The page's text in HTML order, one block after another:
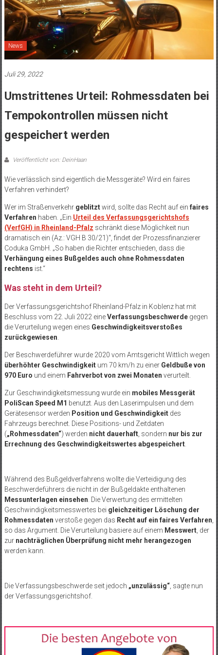
News
Juli 29, 2022
Umstrittenes Urteil: Rohmessdaten bei
Tempokontrollen müssen nicht
gespeichert werden
Veröffentlicht von: DeinHaan
Wie verlässlich sind eigentlich die Messgeräte? Wird ein faires
Verfahren verhindert?
Wer im Straßenverkehr geblitztwird, sollte das Recht auf ein faires
Verfahren haben. „Ein Urteil des Verfassungsgerichtshofs
(VerfGH) in Rheinland-Pfalz schränkt diese Möglichkeit nun
dramatisch ein (Az.: VGH B 30/21)“, findet der Prozessfinanzierer
Coduka GmbH. „So haben die Richter entschieden, dass die
Verhängung eines Bußgeldes auch ohne Rohmessdaten
rechtens ist.“
Was steht in dem Urteil?
Der Verfassungsgerichtshof Rheinland-Pfalz in Koblenz hat mit
Beschluss vom 22. Juli 2022 eineVerfassungsbeschwerdegegen
die Verurteilung wegen eines Geschwindigkeitsverstoßes
zurückgewiesen
Der Beschwerdeführer wurde 2020 vom Amtsgericht Wittlich wegen
überhöhter Geschwindigkeitum 70 km/h zu einer Geldbuße von
970 Euro und einem Fahrverbot von zwei Monaten verurteilt.
Zur Geschwindigkeitsmessung wurde ein mobiles Messgerät
PoliScan Speed M1 benutzt. Aus den Laserimpulsen und dem
Gerätesensor werden Position und Geschwindigkeitdes
Fahrzeugs berechnet. Diese Positions- und Zeitdaten
(„Rohmessdaten“) werden nicht dauerhaft, sondern nur bis zur
Errechnung des Geschwindigkeitswertes abgespeichert.
Während des Bußgeldverfahrens wollte die Verteidigung des
Beschwerdeführers die nicht in der Bußgeldakte enthaltenen
Messunterlagen einsehen . Die Verwertung des ermittelten
Geschwindigkeitsmesswertes bei gleichzeitiger Löschung der
Rohmessdaten verstoße gegen das Recht auf ein faires Verfahren
so das Argument. Die Verurteilung basiere auf einem Messwert, der
zur nachträglichen Überprüfung nicht mehr herangezogen
werden kann.
Die Verfassungsbeschwerde seit jedoch „unzulässig“, sagte nun
der Verfassungsgerichtshof.